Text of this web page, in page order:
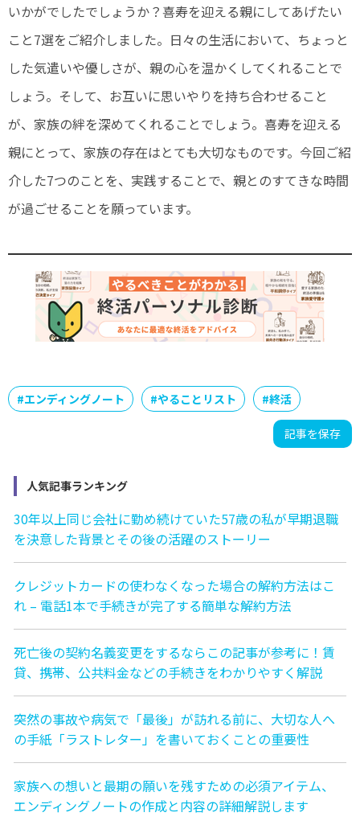
いかがでしたでしょうか？喜寿を迎える親にしてあげたい
こと7選をご紹介しました。日々の生活において、ちょっと
した気遣いや優しさが、親の心を温かくしてくれることで
しょう。そして、お互いに思いやりを持ち合わせること
が、家族の絆を深めてくれることでしょう。喜寿を迎える
親にとって、家族の存在はとても大切なものです。今回ご紹
介した7つのことを、実践することで、親とのすてきな時間
が過ごせることを願っています。
#エンディングノート #やることリスト #終活
記事を保存
人気記事ランキング
30年以上同じ会社に勤め続けていた57歳の私が早期退職
を決意した背景とその後の活躍のストーリー
クレジットカードの使わなくなった場合の解約方法はこ
れ – 電話1本で手続きが完了する簡単な解約方法
死亡後の契約名義変更をするならこの記事が参考に！賃
貸、携帯、公共料金などの手続きをわかりやすく解説
突然の事故や病気で「最後」が訪れる前に、大切な人へ
の手紙「ラストレター」を書いておくことの重要性
家族への想いと最期の願いを残すための必須アイテム、
エンディングノートの作成と内容の詳細解説します